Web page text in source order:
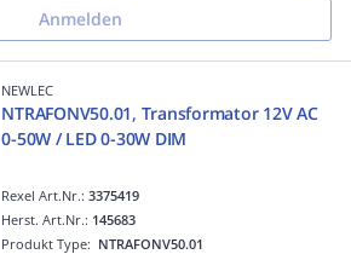
Anmelden
NEWLEC
NTRAFONV50.01, Transformator 12V AC
0-50W / LED 0-30W DIM
Rexel Art.Nr.:3375419
Produkt Type: NTRAFONV50.01
Herst. Art.Nr.: 145683